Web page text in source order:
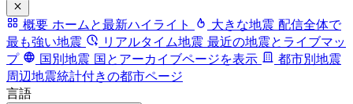
概要 ホームと最新ハイライト 大きな地震 配信全体で
最も強い地震
リアルタイム地震 最近の地震とライブマッ
プ
国別地震 国とアーカイブページを表示
都市別地震
周辺地震統計付きの都市ページ
言語